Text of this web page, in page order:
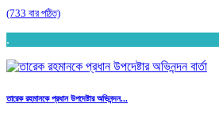
(733 বার পঠিত)
.
তারেক রহমানকে প্রধান উপদেষ্টার অভিনন্দন...